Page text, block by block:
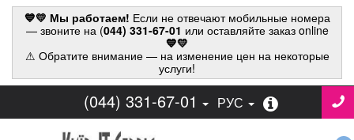
💙💛 Мы работаем! Если не отвечают мобильные номера
— звоните на (044) 331-67-01 или оставляйте заказ online
💙💛
⚠ Обратите внимание — на изменение цен на некоторые
услуги!
(044) 331-67-01 РУС